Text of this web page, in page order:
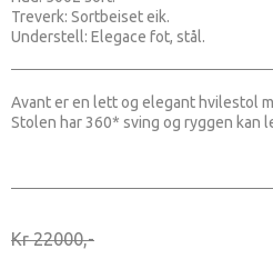
Treverk: Sortbeiset eik.
Understell: Elegace fot, stål.
Avant er en lett og elegant hvilestol
Stolen har 360* sving og ryggen kan
Kr 22000,-